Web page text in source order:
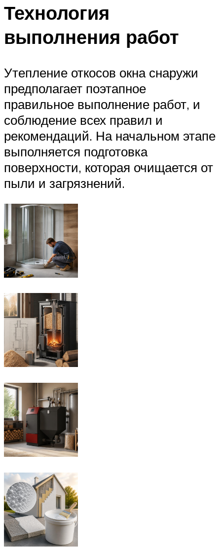
Технология
выполнения работ
Утепление откосов окна снаружи
предполагает поэтапное
правильное выполнение работ, и
соблюдение всех правил и
рекомендаций. На начальном этапе
выполняется подготовка
поверхности, которая очищается от
пыли и загрязнений.